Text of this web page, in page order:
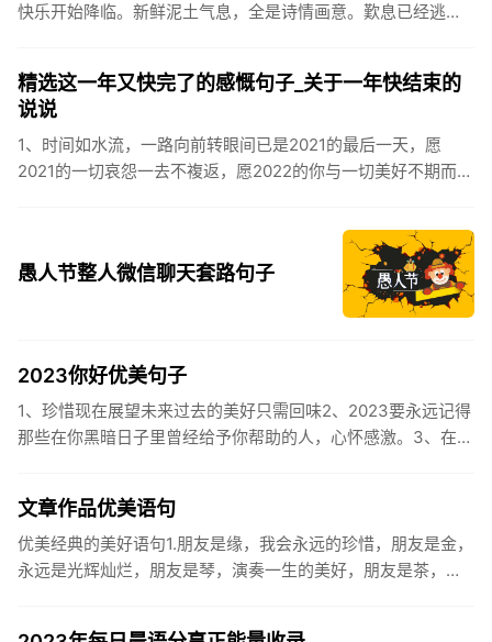
快乐开始降临。新鲜泥土气息，全是诗情画意。歎息已经逃
精选这一年又快完了的感慨句子_关于一年快结束的
说说
1、时间如水流，一路向前转眼间已是2021的最后一天，愿
2021的一切哀怨一去不複返，愿2022的你与一切美好不期而
愚人节整人微信聊天套路句子
2023你好优美句子
1、珍惜现在展望未来过去的美好只需回味2、2023要永远记得
那些在你黑暗日子里曾经给予你帮助的人，心怀感激。3、在苦
文章作品优美语句
优美经典的美好语句1.朋友是缘，我会永远的珍惜，朋友是金，
永远是光辉灿烂，朋友是琴，演奏一生的美好，朋友是茶，品